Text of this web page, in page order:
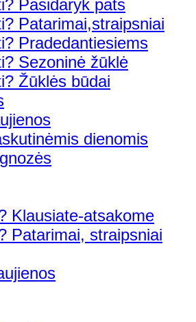
Pasidaryk pats
Patarimai,straipsniai
Pradedantiesiems
Sezoninė žūklė
Žūklės būdai
dienomis
Klausiate-atsakome
Patarimai, straipsniai